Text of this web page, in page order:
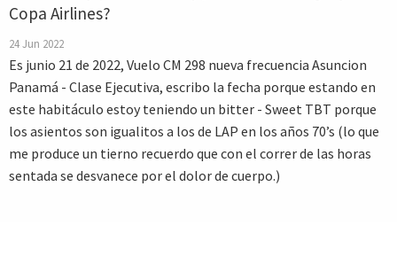
Copa Airlines?
24 Jun 2022
Es junio 21 de 2022, Vuelo CM 298 nueva frecuencia Asuncion
Panamá - Clase Ejecutiva, escribo la fecha porque estando en
este habitáculo estoy teniendo un bitter - Sweet TBT porque
los asientos son igualitos a los de LAP en los años 70’s (lo que
me produce un tierno recuerdo que con el correr de las horas
sentada se desvanece por el dolor de cuerpo.)